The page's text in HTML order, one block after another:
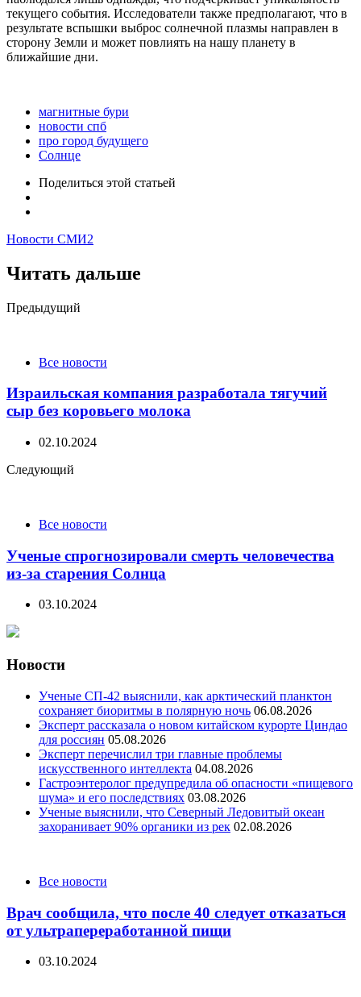
текущего события. Исследователи также предполагают, что в
результате вспышки выброс солнечной плазмы направлен в
сторону Земли и может повлиять на нашу планету в
ближайшие дни.
магнитные бури
новости спб
про город будущего
Солнце
Поделиться этой статьей
Новости СМИ2
Читать дальше
Post
Предыдущий
Все новости
Израильская компания разработала тягучий
сыр без коровьего молока
02.10.2024
Следующий
Все новости
Ученые спрогнозировали смерть человечества
из-за старения Солнца
03.10.2024
Новости
Ученые СП-42 выяснили, как арктический планктон
сохраняет биоритмы в полярную ночь 06.08.2026
Эксперт рассказала о новом китайском курорте Циндао
для россиян 05.08.2026
Эксперт перечислил три главные проблемы
искусственного интеллекта 04.08.2026
Гастроэнтеролог предупредила об опасности «пищевого
шума» и его последствиях 03.08.2026
Ученые выяснили, что Северный Ледовитый океан
захоранивает 90% органики из рек 02.08.2026
CategoriesВсе новости
Врач сообщила, что после 40 следует отказаться
от ультрапереработанной пищи
03.10.2024